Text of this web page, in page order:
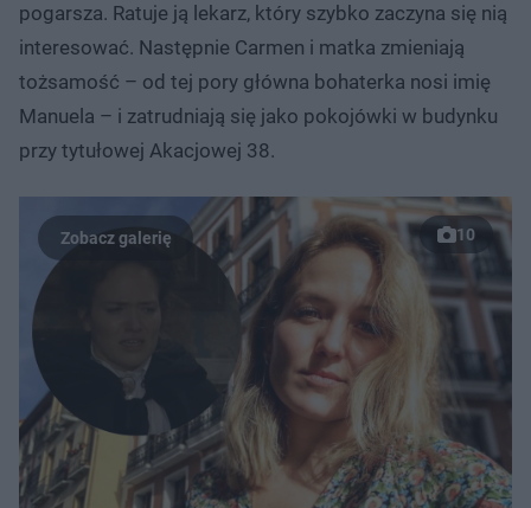
pogarsza. Ratuje ją lekarz, który szybko zaczyna się nią
interesować. Następnie Carmen i matka zmieniają
tożsamość – od tej pory główna bohaterka nosi imię
Manuela – i zatrudniają się jako pokojówki w budynku
przy tytułowej Akacjowej 38.
10